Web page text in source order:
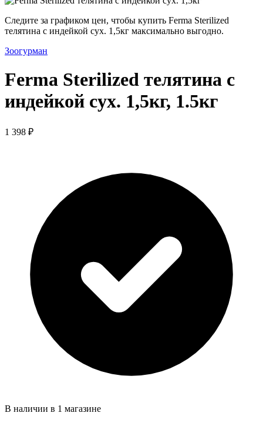
Следите за графиком цен, чтобы купить Ferma Sterilized
телятина с индейкой сух. 1,5кг максимально выгодно.
Зоогурман
Ferma Sterilized телятина с
индейкой сух. 1,5кг, 1.5кг
1 398 ₽
В наличии в 1 магазине